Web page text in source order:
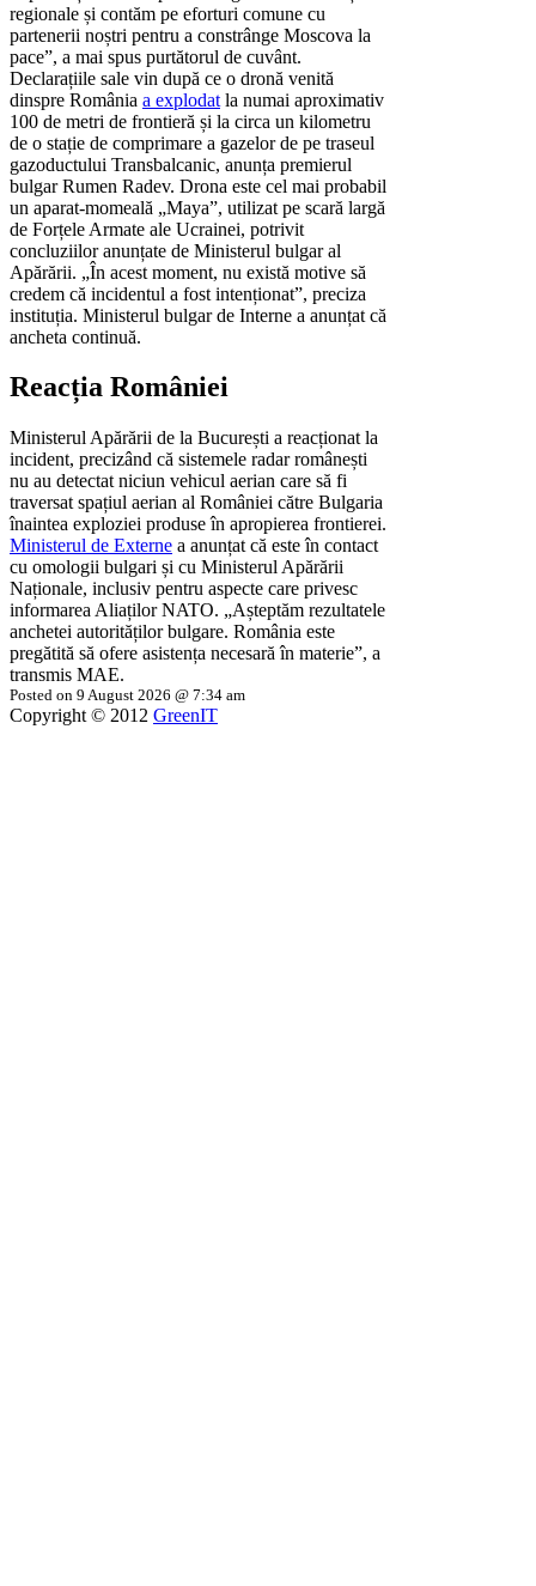
regionale și contăm pe eforturi comune cu
partenerii noștri pentru a constrânge Moscova la
pace”, a mai spus purtătorul de cuvânt.
Declarațiile sale vin după ce o dronă venită
dinspre România a explodat la numai aproximativ
100 de metri de frontieră și la circa un kilometru
de o stație de comprimare a gazelor de pe traseul
gazoductului Transbalcanic, anunța premierul
bulgar Rumen Radev. Drona este cel mai probabil
un aparat-momeală „Maya”, utilizat pe scară largă
de Forțele Armate ale Ucrainei, potrivit
concluziilor anunțate de Ministerul bulgar al
Apărării. „În acest moment, nu există motive să
credem că incidentul a fost intenționat”, preciza
instituția. Ministerul bulgar de Interne a anunțat că
ancheta continuă.
Reacția României
Ministerul Apărării de la București a reacționat la
incident, precizând că sistemele radar românești
nu au detectat niciun vehicul aerian care să fi
traversat spațiul aerian al României către Bulgaria
înaintea exploziei produse în apropierea frontierei.
Ministerul de Externe a anunțat că este în contact
cu omologii bulgari și cu Ministerul Apărării
Naționale, inclusiv pentru aspecte care privesc
informarea Aliaților NATO. „Așteptăm rezultatele
anchetei autorităților bulgare. România este
pregătită să ofere asistența necesară în materie”, a
transmis MAE.
Posted on 9 August 2026 @ 7:34 am
Copyright © 2012 GreenIT